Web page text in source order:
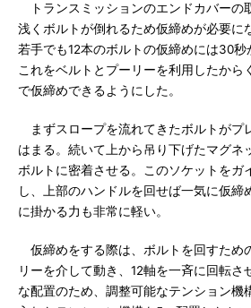
トランスミッションのエンドカバーの
浅くボルトが倒れるため仮締めが必要に
若手でも12本のボルトの仮締めには30秒
これをベルトとプーリーを利用したから
で仮締めできるようにした。
まずスロープを流れてきたボルトがプ
はまる。続いて上から吊り下げたマグネ
ボルトに密着させる。このソケットをガ
し、上部のハンドルを回せば一気に仮締
に掛かる力も非常に軽い。
仮締めをする際は、ボルトを回すため
リーを介して動き、12軸を一斉に回転さ
な配置のため、調整可能なテンション機